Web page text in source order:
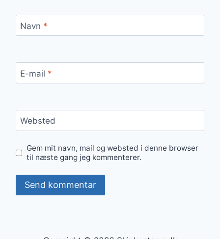
Navn *
E-mail *
Websted
Gem mit navn, mail og websted i denne browser
til næste gang jeg kommenterer.